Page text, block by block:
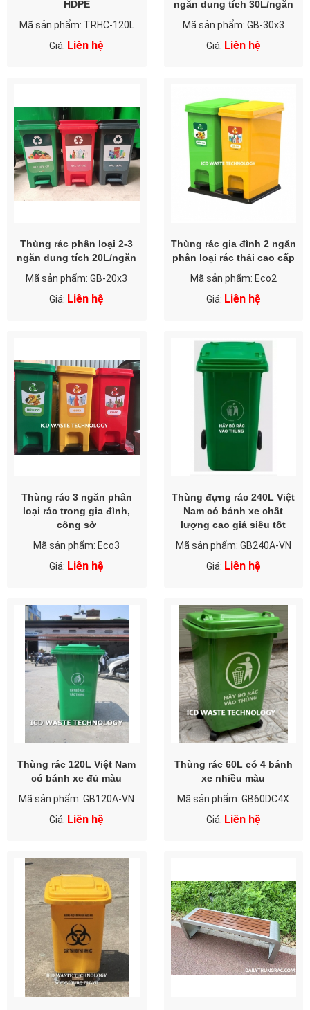
HDPE
Mã sản phẩm: TRHC-120L
Giá: Liên hệ
ngăn dung tích 30L/ngăn
Mã sản phẩm: GB-30x3
Giá: Liên hệ
Thùng rác phân loại 2-3
ngăn dung tích 20L/ngăn
Mã sản phẩm: GB-20x3
Giá: Liên hệ
Thùng rác gia đình 2 ngăn
phân loại rác thải cao cấp
Mã sản phẩm: Eco2
Giá: Liên hệ
Thùng rác 3 ngăn phân
loại rác trong gia đình,
công sở
Mã sản phẩm: Eco3
Giá: Liên hệ
Thùng đựng rác 240L Việt
Nam có bánh xe chất
lượng cao giá siêu tốt
Mã sản phẩm: GB240A-VN
Giá: Liên hệ
Thùng rác 120L Việt Nam
có bánh xe đủ màu
Mã sản phẩm: GB120A-VN
Giá: Liên hệ
Thùng rác 60L có 4 bánh
xe nhiều màu
Mã sản phẩm: GB60DC4X
Giá: Liên hệ